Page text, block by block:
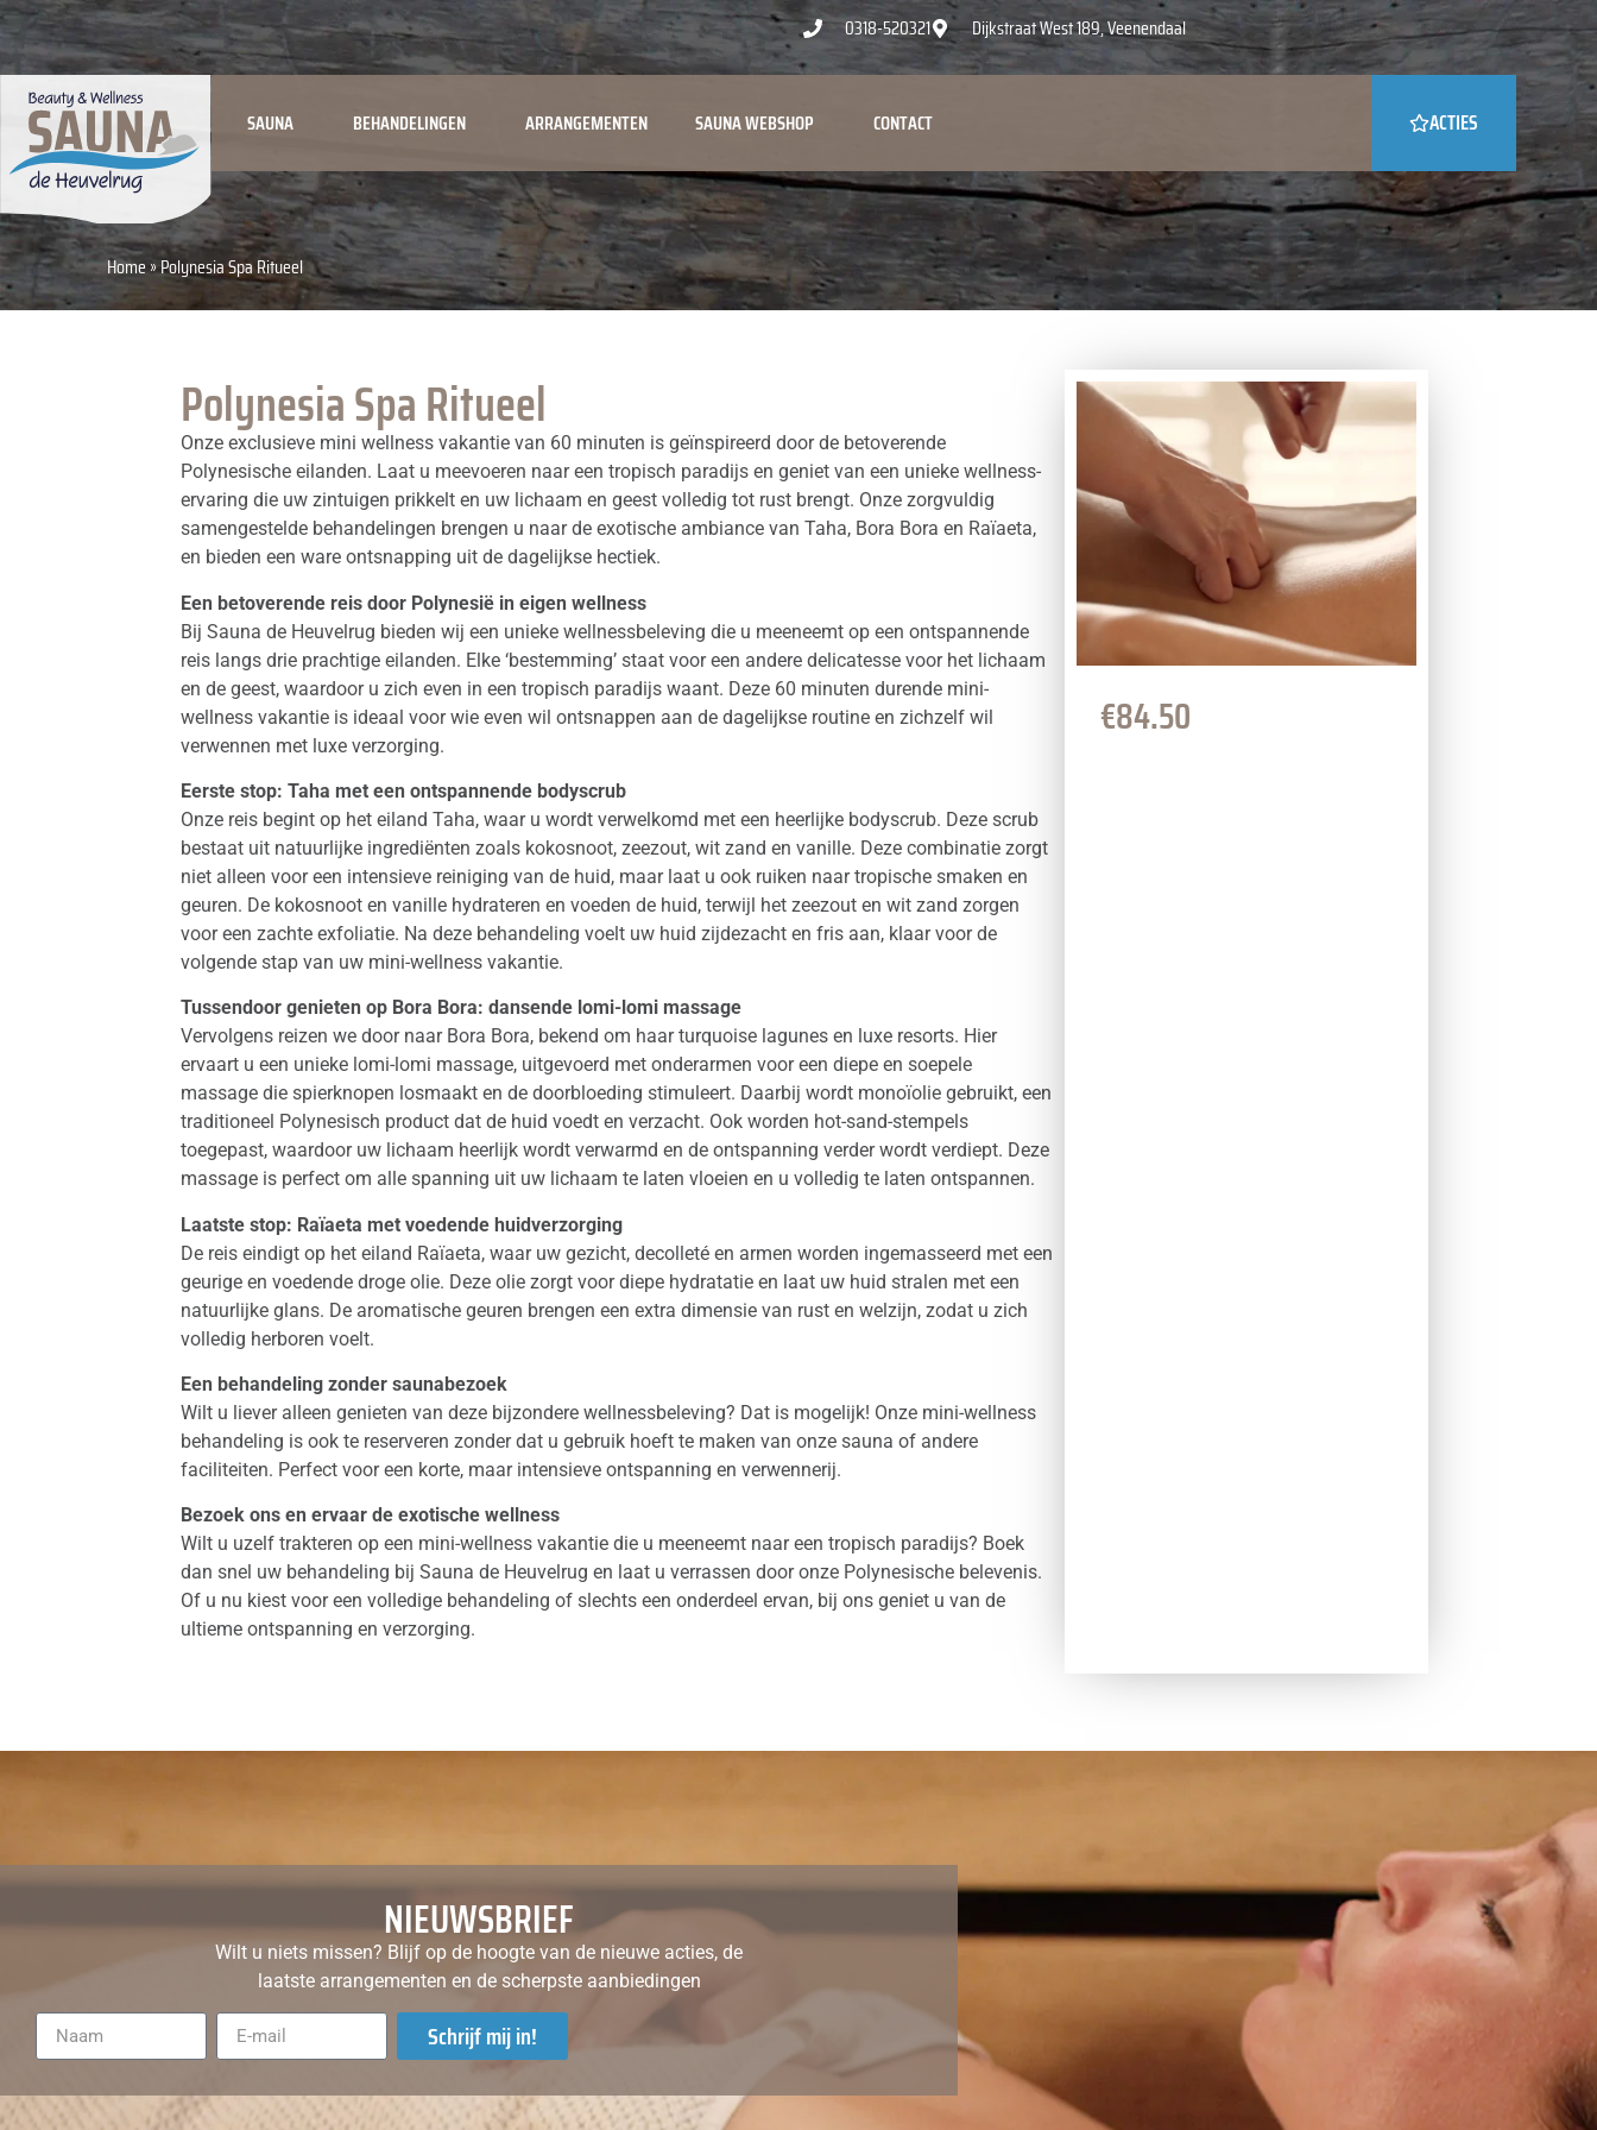
0318-520321 Dijkstraat West 189, Veenendaal
SAUNA BEHANDELINGEN ARRANGEMENTEN SAUNA WEBSHOP CONTACT ACTIES
Home»Polynesia Spa Ritueel
Polynesia Spa Ritueel
Onze exclusieve mini wellness vakantie van 60 minuten is geïnspireerd door de betoverende
Polynesische eilanden. Laat u meevoeren naar een tropisch paradijs en geniet van een unieke wellness-
ervaring die uw zintuigen prikkelt en uw lichaam en geest volledig tot rust brengt. Onze zorgvuldig
samengestelde behandelingen brengen u naar de exotische ambiance van Taha, Bora Bora en Raïaeta,
en bieden een ware ontsnapping uit de dagelijkse hectiek.
Een betoverende reis door Polynesië in eigen wellness
Bij Sauna de Heuvelrug bieden wij een unieke wellnessbeleving die u meeneemt op een ontspannende
reis langs drie prachtige eilanden. Elke ‘bestemming’ staat voor een andere delicatesse voor het lichaam
en de geest, waardoor u zich even in een tropisch paradijs waant. Deze 60 minuten durende mini-
wellness vakantie is ideaal voor wie even wil ontsnappen aan de dagelijkse routine en zichzelf wil
verwennen met luxe verzorging.
Eerste stop: Taha met een ontspannende bodyscrub
Onze reis begint op het eiland Taha, waar u wordt verwelkomd met een heerlijke bodyscrub. Deze scrub
bestaat uit natuurlijke ingrediënten zoals kokosnoot, zeezout, wit zand en vanille. Deze combinatie zorgt
niet alleen voor een intensieve reiniging van de huid, maar laat u ook ruiken naar tropische smaken en
geuren. De kokosnoot en vanille hydrateren en voeden de huid, terwijl het zeezout en wit zand zorgen
voor een zachte exfoliatie. Na deze behandeling voelt uw huid zijdezacht en fris aan, klaar voor de
volgende stap van uw mini-wellness vakantie.
Tussendoor genieten op Bora Bora: dansende lomi-lomi massage
Vervolgens reizen we door naar Bora Bora, bekend om haar turquoise lagunes en luxe resorts. Hier
ervaart u een unieke lomi-lomi massage, uitgevoerd met onderarmen voor een diepe en soepele
massage die spierknopen losmaakt en de doorbloeding stimuleert. Daarbij wordt monoïolie gebruikt, een
traditioneel Polynesisch product dat de huid voedt en verzacht. Ook worden hot-sand-stempels
toegepast, waardoor uw lichaam heerlijk wordt verwarmd en de ontspanning verder wordt verdiept. Deze
massage is perfect om alle spanning uit uw lichaam te laten vloeien en u volledig te laten ontspannen.
Laatste stop: Raïaeta met voedende huidverzorging
De reis eindigt op het eiland Raïaeta, waar uw gezicht, decolleté en armen worden ingemasseerd met een
geurige en voedende droge olie. Deze olie zorgt voor diepe hydratatie en laat uw huid stralen met een
natuurlijke glans. De aromatische geuren brengen een extra dimensie van rust en welzijn, zodat u zich
volledig herboren voelt.
Een behandeling zonder saunabezoek
Wilt u liever alleen genieten van deze bijzondere wellnessbeleving? Dat is mogelijk! Onze mini-wellness
behandeling is ook te reserveren zonder dat u gebruik hoeft te maken van onze sauna of andere
faciliteiten. Perfect voor een korte, maar intensieve ontspanning en verwennerij.
Bezoek ons en ervaar de exotische wellness
Wilt u uzelf trakteren op een mini-wellness vakantie die u meeneemt naar een tropisch paradijs? Boek
dan snel uw behandeling bij Sauna de Heuvelrug en laat u verrassen door onze Polynesische belevenis.
Of u nu kiest voor een volledige behandeling of slechts een onderdeel ervan, bij ons geniet u van de
ultieme ontspanning en verzorging.
€84.50
NIEUWSBRIEF
Wilt u niets missen? Blijf op de hoogte van de nieuwe acties, de
laatste arrangementen en de scherpste aanbiedingen
Schrijf mij in!